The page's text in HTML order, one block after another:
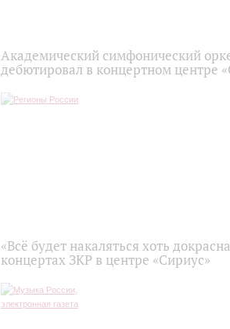
Академический симфонический
дебютировал в концертном центре
«Всё будет накаляться хоть
концертах ЗКР в центре «Сириус»